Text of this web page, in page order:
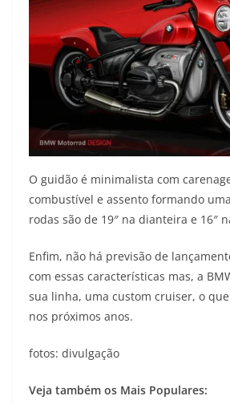
O guidão é minimalista com
combustível e assento formando
rodas são de 19″ na dianteira e 16″
Enfim, não há previsão de
com essas características mas, a
sua linha, uma custom cruiser, o
nos próximos anos.
fotos: divulgação
Veja também os Mais Populares: